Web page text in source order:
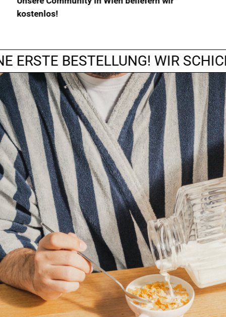
kostenlos!
EXTRAS, SPEZIELLE